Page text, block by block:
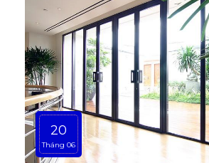
20
Tháng 06